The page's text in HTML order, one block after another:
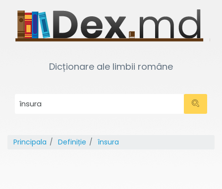
Dicționare ale limbii române
Principala Definiție însura